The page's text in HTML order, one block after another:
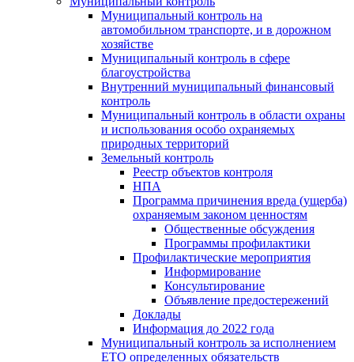
Муниципальный контроль на
автомобильном транспорте, и в дорожном
хозяйстве
Муниципальный контроль в сфере
благоустройства
Внутренний муниципальный финансовый
контроль
Муниципальный контроль в области охраны
и использования особо охраняемых
природных территорий
Земельный контроль
Реестр объектов контроля
НПА
Программа причинения вреда (ущерба)
охраняемым законом ценностям
Общественные обсуждения
Программы профилактики
Профилактические мероприятия
Информирование
Консультирование
Объявление предостережений
Доклады
Информация до 2022 года
Муниципальный контроль за исполнением
ЕТО определенных обязательств